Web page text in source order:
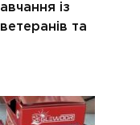
із
та